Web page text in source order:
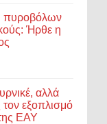
πυροβόλων
Ήρθε η
αλλά
εξοπλισμό
ΕΑΥ